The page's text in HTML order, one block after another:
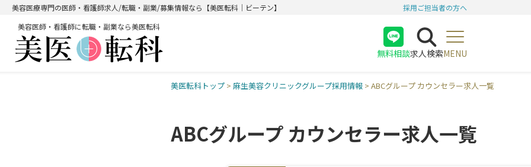
美容医療専門の医師・看護師求人/転職・副業/募集情報なら【美医転科｜ビーテン】
採用ご担当者の方へ
美容医師・看護師に転職・副業なら美医転科
無料相談
医師
求人検索MENU
美医転科トップ > 麻生美容クリニックグループ採用情報 > ABCグループ カウンセラー求人一覧
ABCグループ カウンセラー求人一覧